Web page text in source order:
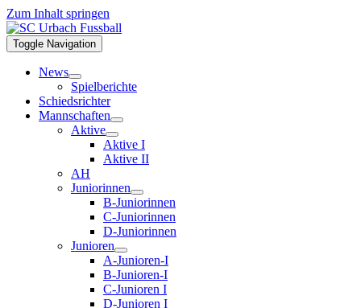
Zum Inhalt springen
Toggle Navigation
News
Spielberichte
Schiedsrichter
Mannschaften
Aktive
Aktive I
Aktive II
AH
Juniorinnen
B-Juniorinnen
C-Juniorinnen
D-Juniorinnen
Junioren
A-Junioren-I
B-Junioren-I
C-Junioren I
D-Junioren I